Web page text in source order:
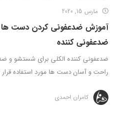
مارس 15, 2020
آموزش ضدعفونی کردن دست ها
ضدعفونی کننده
ضدعفونی كننده الكلی برای شستشو و
راحت و آسان دست ها مورد استفاده
کامران احمدی